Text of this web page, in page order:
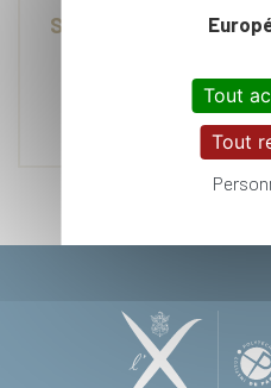
Service : CA/DER/DEP/
Tout
Tout